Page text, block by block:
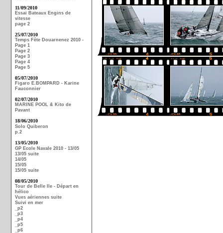
11/09/2010
Essai Bateaux Engins de
vitesse
page 2
25/07/2010
Temps Fête Douarnenez 2010 -
Page 1
Page 2
Page 3
Page 4
Page 5
05/07/2010
Figaro E.BOMPARD - Karine
Fauconnier
02/07/2010
MARINE POOL & Kito de
Pavant
18/06/2010
Solo Quiberon
p.2
13/05/2010
GP Ecole Navale 2010 - 13/05
13/05 suite
14/05
15/05
15/05 suite
08/05/2010
Tour de Belle Ile - Départ en
hélico
Vues aériennes suite
Suivi en mer
_p2
_p3
_p4
_p5
_p6